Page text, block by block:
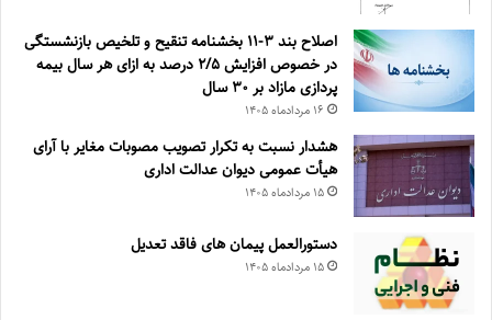
اصلاح بند ۳‏-۱۱ بخشنامه تنقیح و تلخیص بازنشستگی
در خصوص افزایش ۵‏‏‏‏‏‏‏‏‏/۲ درصد به ازای هر سال بیمه
پردازی مازاد بر ۳۰‏ سال
۱۶ مرداد‌ماه ۱۴۰۵
هشدار نسبت به تکرار تصویب مصوبات مغایر با آرای
هیأت عمومی دیوان عدالت اداری
۱۵ مرداد‌ماه ۱۴۰۵
دستورالعمل پیمان های فاقد تعدیل
۱۵ مرداد‌ماه ۱۴۰۵